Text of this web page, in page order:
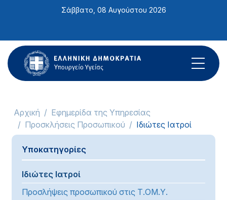
ιστότοπος
περιλαμβάνει
ένα
σύστημα
Σάββατο, 08 Αυγούστου 2026
Αρχική
Εφημερίδα της Υπηρεσίας
Προσκλήσεις Προσωπικού
Ιδιώτες Ιατροί
Υποκατηγορίες
Ιδιώτες Ιατροί
Προσλήψεις προσωπικού στις Τ.ΟΜ.Υ.